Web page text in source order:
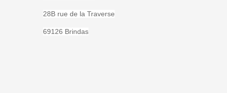
28B rue de la Traverse
69126 Brindas